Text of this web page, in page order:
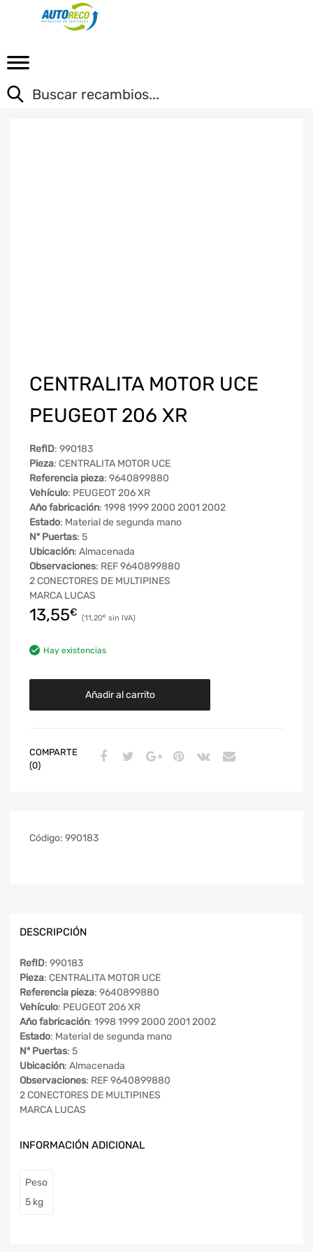
CENTRALITA MOTOR UCE
PEUGEOT 206 XR
RefID: 990183
Pieza: CENTRALITA MOTOR UCE
Referencia pieza: 9640899880
Vehículo: PEUGEOT 206 XR
Año fabricación: 1998 1999 2000 2001 2002
Estado: Material de segunda mano
Nº Puertas: 5
Ubicación: Almacenada
Observaciones: REF 9640899880
2 CONECTORES DE MULTIPINES
MARCA LUCAS
13,55€ 11,20€
Hay existencias
Añadir al carrito
COMPARTE
(0)
Código: 990183
DESCRIPCIÓN
RefID: 990183
Pieza: CENTRALITA MOTOR UCE
Referencia pieza: 9640899880
Vehículo: PEUGEOT 206 XR
Año fabricación: 1998 1999 2000 2001 2002
Estado: Material de segunda mano
Nº Puertas: 5
Ubicación: Almacenada
Observaciones: REF 9640899880
2 CONECTORES DE MULTIPINES
MARCA LUCAS
INFORMACIÓN ADICIONAL
Peso
5 kg